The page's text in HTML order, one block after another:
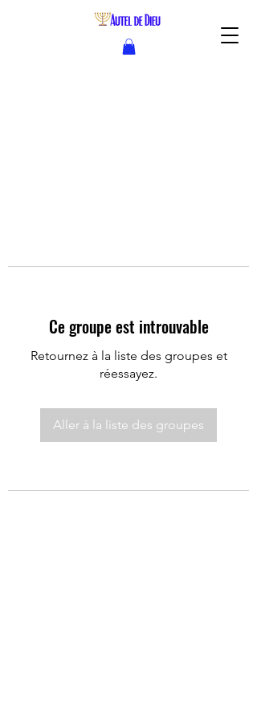
Ce groupe est introuvable
Retournez à la liste des groupes et
réessayez.
Aller à la liste des groupes